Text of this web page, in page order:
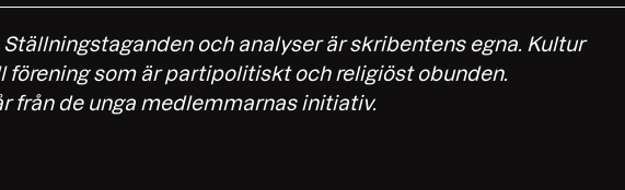
och analyser är skribentens egna. Kultur
förening som är partipolitiskt och religiöst obunden.
från de unga medlemmarnas initiativ.